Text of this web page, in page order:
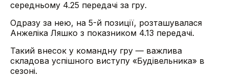
середньому 4.25 передачі за гру.
Одразу за нею, на 5-й позиції, розташувалася
Анжеліка Ляшко з показником 4.13 передачі.
Такий внесок у командну гру — важлива
складова успішного виступу «Будівельника» в
сезоні.